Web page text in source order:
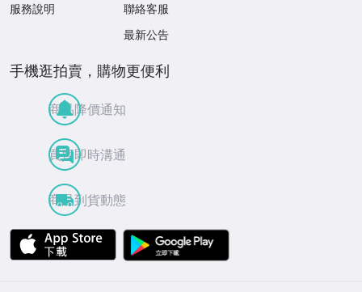
服務說明
聯絡客服
最新公告
手機逛拍賣，購物更便利
商品降價通知
買賣即時溝通
商品到貨動態
APP Store